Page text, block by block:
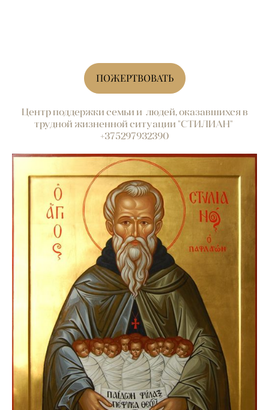
ПОЖЕРТВОВАТЬ
Центр поддержки семьи и людей, оказавшихся в
трудной жизненной ситуации "СТИЛИАН"
+375297932390